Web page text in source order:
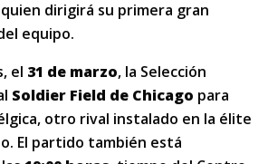
dirigirá su primera gran
equipo.
el 31 de marzo, la Selección
Soldier Field de Chicago para
otro rival instalado en la élite
El partido también está